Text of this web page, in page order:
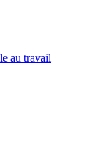
au travail